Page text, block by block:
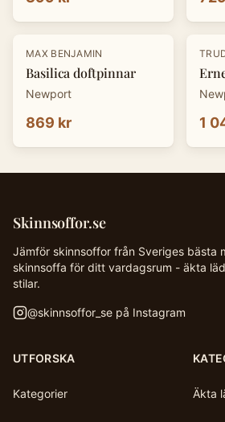
MAX BENJAMIN
Basilica doftpinnar
Newport
869 kr 1
Skinnsoffor.se
Jämför skinnsoffor från Sveriges bästa
skinnsoffa för ditt vardagsrum - äkta
stilar.
@skinnsoffor_se på Instagram
UTFORSKA
Kategorier Äkta